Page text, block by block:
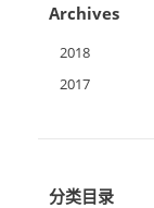
Archives
2018
2017
分类目录